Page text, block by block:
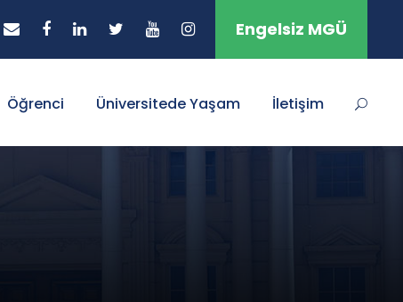
Engelsiz MGÜ
Öğrenci Üniversitede Yaşam İletişim